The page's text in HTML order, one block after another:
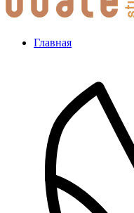
Главная